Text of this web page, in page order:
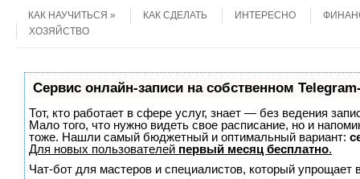
КАК НАУЧИТЬСЯ
КАК СДЕЛАТЬ ИНТЕРЕСНО
ХОЗЯЙСТВО
Сервис онлайн-записи на собственном
Тот, кто работает в сфере услуг, знает — без ведения
Мало того, что нужно видеть свое расписание, но и
тоже. Нашли самый бюджетный и оптимальный вариант:
Для новых пользователей первый месяц бесплатно.
Чат-бот для мастеров и специалистов, который упрощает